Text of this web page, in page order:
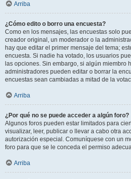
Arriba
¿Cómo edito o borro una encuesta?
Como en los mensajes, las encuestas solo
creador original, un moderador o la
hay que editar el primer mensaje del tema;
encuesta. Si nadie ha votado, los usuarios
las opciones. Sin embargo, si algún miembro
administradores pueden editar o borrar la
encuestas sean cambiadas a mitad de la
Arriba
¿Por qué no se puede acceder a algún foro?
Algunos foros pueden estar limitados para
visualizar, leer, publicar o llevar a cabo otra
autorización especial. Comuníquese con un
foro para que se le conceda el permiso
Arriba